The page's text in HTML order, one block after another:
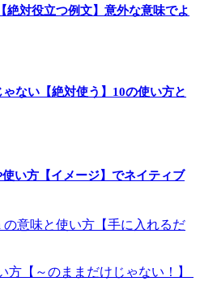
絶対役立つ例文】意外な意味でよ
ない【絶対使う】10の使い方と
い方【イメージ】でネイティブ
の意味と使い方【手に入れるだ
方【～のままだけじゃない！】